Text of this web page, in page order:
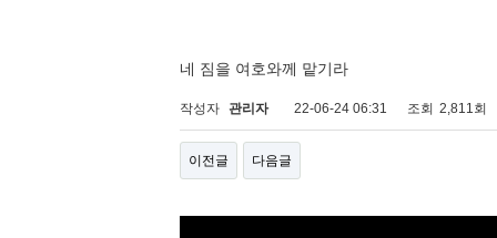
네 짐을 여호와께 맡기라
작성자 관리자 22-06-24 06:31 조회 2,811회
이전글 다음글